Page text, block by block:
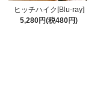
ヒッチハイク[Blu-ray]
5,280円(税480円)